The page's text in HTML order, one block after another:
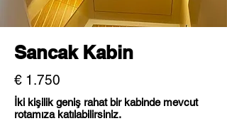
Sancak Kabin
€ 1.750
İki kişilik geniş rahat bir kabinde mevcut
rotamıza katılabilirsiniz.